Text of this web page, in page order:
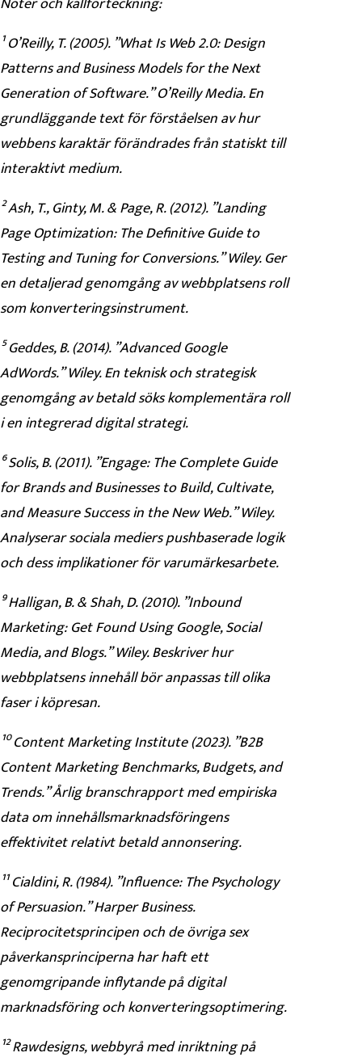
¹ O’Reilly, T. (2005). ”What Is Web 2.0: Design
Patterns and Business Models for the Next
Generation of Software.” O’Reilly Media. En
grundläggande text för förståelsen av hur
webbens karaktär förändrades från statiskt till
interaktivt medium.
² Ash, T., Ginty, M. & Page, R. (2012). ”Landing
Page Optimization: The Definitive Guide to
Testing and Tuning for Conversions.” Wiley. Ger
en detaljerad genomgång av webbplatsens roll
som konverteringsinstrument.
⁵ Geddes, B. (2014). ”Advanced Google
AdWords.” Wiley. En teknisk och strategisk
genomgång av betald söks komplementära roll
i en integrerad digital strategi.
⁶ Solis, B. (2011). ”Engage: The Complete Guide
for Brands and Businesses to Build, Cultivate,
and Measure Success in the New Web.” Wiley.
Analyserar sociala mediers pushbaserade logik
och dess implikationer för varumärkesarbete.
⁹ Halligan, B. & Shah, D. (2010). ”Inbound
Marketing: Get Found Using Google, Social
Media, and Blogs.” Wiley. Beskriver hur
webbplatsens innehåll bör anpassas till olika
faser i köpresan.
¹⁰ Content Marketing Institute (2023). ”B2B
Content Marketing Benchmarks, Budgets, and
Trends.” Årlig branschrapport med empiriska
data om innehållsmarknadsföringens
effektivitet relativt betald annonsering.
¹¹ Cialdini, R. (1984). ”Influence: The Psychology
of Persuasion.” Harper Business.
Reciprocitetsprincipen och de övriga sex
påverkansprinciperna har haft ett
genomgripande inflytande på digital
marknadsföring och konverteringsoptimering.
¹² Rawdesigns, webbyrå med inriktning på